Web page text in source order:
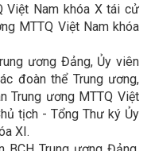
Việt Nam khóa X tái cử
MTTQ Việt Nam khóa
ương Đảng, Ủy viên
đoàn thể Trung ương,
Trung ương MTTQ Việt
tịch - Tổng Thư ký Ủy
XI.